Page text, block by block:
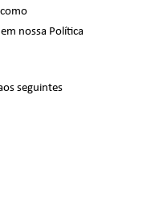
nossa Política
seguintes